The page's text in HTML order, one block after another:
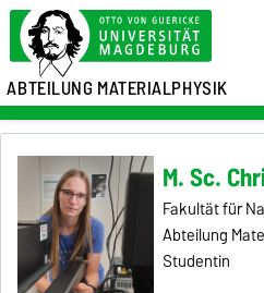
ABTEILUNG MATERIALPHYSIK
M. Sc.
Fakultät für
Abteilung
Studentin